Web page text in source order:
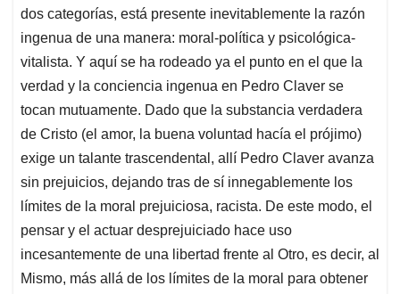
dos categorías, está presente inevitablemente la razón
ingenua de una manera: moral-política y psicológica-
vitalista. Y aquí se ha rodeado ya el punto en el que la
verdad y la conciencia ingenua en Pedro Claver se
tocan mutuamente. Dado que la substancia verdadera
de Cristo (el amor, la buena voluntad hacía el prójimo)
exige un talante trascendental, allí Pedro Claver avanza
sin prejuicios, dejando tras de sí innegablemente los
límites de la moral prejuiciosa, racista. De este modo, el
pensar y el actuar desprejuiciado hace uso
incesantemente de una libertad frente al Otro, es decir, al
Mismo, más allá de los límites de la moral para obtener